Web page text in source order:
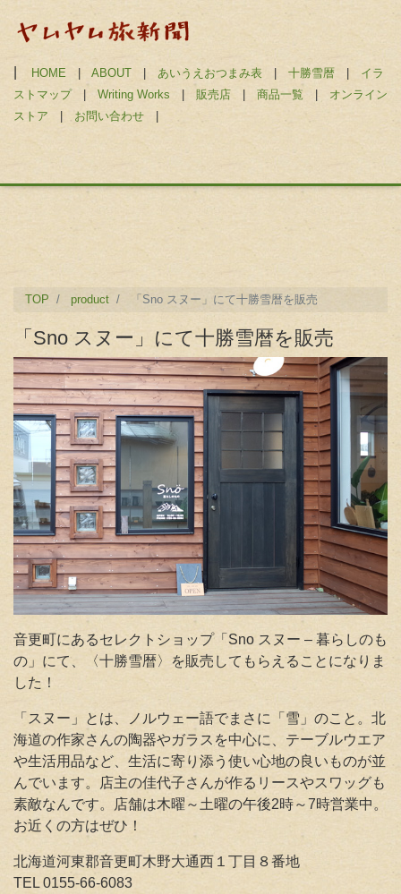
HOME | ABOUT | あいうえおつまみ表 | 十勝雪暦 | イラ
ストマップ| Writing Works | 販売店 | 商品一覧 | オンライン
ストア | お問い合わせ |
TOP product 「Sno スヌー」にて十勝雪暦を販売
「Sno スヌー」にて十勝雪暦を販売
音更町にあるセレクトショップ「Sno スヌー – 暮らしのも
の」にて、〈十勝雪暦〉を販売してもらえることになりま
した！
「スヌー」とは、ノルウェー語でまさに「雪」のこと。北
海道の作家さんの陶器やガラスを中心に、テーブルウエア
や生活用品など、生活に寄り添う使い心地の良いものが並
んでいます。店主の佳代子さんが作るリースやスワッグも
素敵なんです。店舗は木曜～土曜の午後2時～7時営業中。
お近くの方はぜひ！
北海道河東郡音更町木野大通西１丁目８番地
TEL 0155-66-6083